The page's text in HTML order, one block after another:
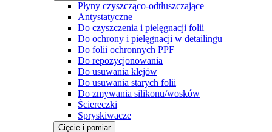
Płyny czyszcząco-odtłuszczające
Antystatyczne
Do czyszczenia i pielęgnacji folii
Do ochrony i pielęgnacji w detailingu
Do folii ochronnych PPF
Do repozycjonowania
Do usuwania klejów
Do usuwania starych folii
Do zmywania silikonu/wosków
Ściereczki
Spryskiwacze
Cięcie i pomiar